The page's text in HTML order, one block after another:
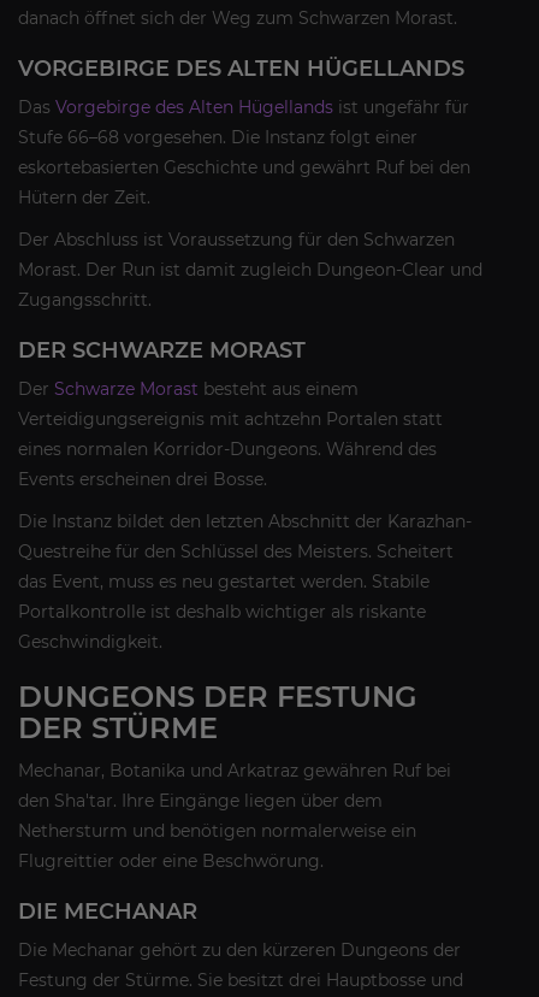
danach öffnet sich der Weg zum Schwarzen Morast.
VORGEBIRGE DES ALTEN HÜGELLANDS
Das Vorgebirge des Alten Hügellands ist ungefähr für
Stufe 66–68 vorgesehen. Die Instanz folgt einer
eskortebasierten Geschichte und gewährt Ruf bei den
Hütern der Zeit.
Der Abschluss ist Voraussetzung für den Schwarzen
Morast. Der Run ist damit zugleich Dungeon-Clear und
Zugangsschritt.
DER SCHWARZE MORAST
Der Schwarze Morast besteht aus einem
Verteidigungsereignis mit achtzehn Portalen statt
eines normalen Korridor-Dungeons. Während des
Events erscheinen drei Bosse.
Die Instanz bildet den letzten Abschnitt der Karazhan-
Questreihe für den Schlüssel des Meisters. Scheitert
das Event, muss es neu gestartet werden. Stabile
Portalkontrolle ist deshalb wichtiger als riskante
Geschwindigkeit.
DUNGEONS DER FESTUNG
DER STÜRME
Mechanar, Botanika und Arkatraz gewähren Ruf bei
den Sha'tar. Ihre Eingänge liegen über dem
Nethersturm und benötigen normalerweise ein
Flugreittier oder eine Beschwörung.
DIE MECHANAR
Die Mechanar gehört zu den kürzeren Dungeons der
Festung der Stürme. Sie besitzt drei Hauptbosse und